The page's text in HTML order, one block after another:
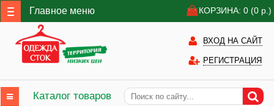
Главное меню КОРЗИНА: 0 (0 р.)
ВХОД НА САЙТ
РЕГИСТРАЦИЯ
Каталог товаров